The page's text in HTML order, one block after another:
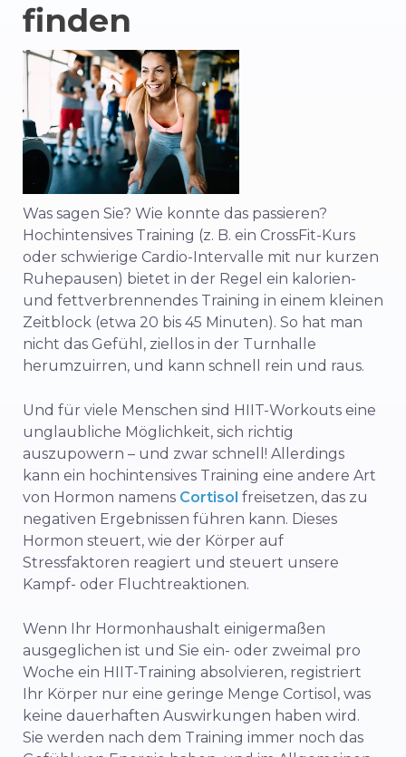
finden
Was sagen Sie? Wie konnte das passieren?
Hochintensives Training (z. B. ein CrossFit-Kurs
oder schwierige Cardio-Intervalle mit nur kurzen
Ruhepausen) bietet in der Regel ein kalorien-
und fettverbrennendes Training in einem kleinen
Zeitblock (etwa 20 bis 45 Minuten). So hat man
nicht das Gefühl, ziellos in der Turnhalle
herumzuirren, und kann schnell rein und raus.
Und für viele Menschen sind HIIT-Workouts eine
unglaubliche Möglichkeit, sich richtig
auszupowern – und zwar schnell! Allerdings
kann ein hochintensives Training eine andere Art
von Hormon namens Cortisol freisetzen, das zu
negativen Ergebnissen führen kann. Dieses
Hormon steuert, wie der Körper auf
Stressfaktoren reagiert und steuert unsere
Kampf- oder Fluchtreaktionen.
Wenn Ihr Hormonhaushalt einigermaßen
ausgeglichen ist und Sie ein- oder zweimal pro
Woche ein HIIT-Training absolvieren, registriert
Ihr Körper nur eine geringe Menge Cortisol, was
keine dauerhaften Auswirkungen haben wird.
Sie werden nach dem Training immer noch das